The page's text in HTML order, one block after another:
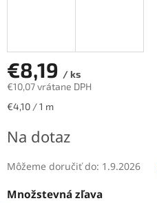
€8,19 / ks
€10,07 vrátane DPH
Jednotková
€4,10 / 1 m
Na dotaz
Môžeme doručiť do: 1.9.2026
Množstevná zľava